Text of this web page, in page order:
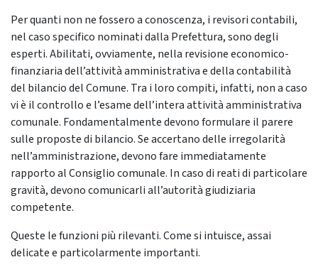
Per quanti non ne fossero a conoscenza, i revisori contabili,
nel caso specifico nominati dalla Prefettura, sono degli
esperti. Abilitati, ovviamente, nella revisione economico-
finanziaria dell’attività amministrativa e della contabilità
del bilancio del Comune. Tra i loro compiti, infatti, non a caso
vi è il controllo e l’esame dell’intera attività amministrativa
comunale. Fondamentalmente devono formulare il parere
sulle proposte di bilancio. Se accertano delle irregolarità
nell’amministrazione, devono fare immediatamente
rapporto al Consiglio comunale. In caso di reati di particolare
gravità, devono comunicarli all’autorità giudiziaria
competente.
Queste le funzioni più rilevanti. Come si intuisce, assai
delicate e particolarmente importanti.